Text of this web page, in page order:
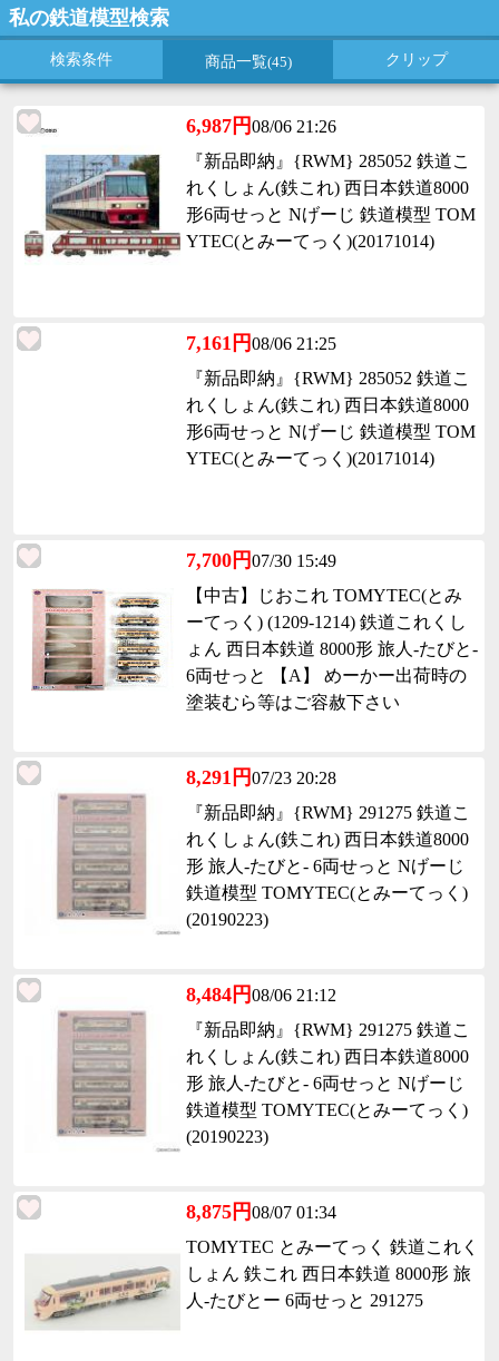
私の鉄道模型検索
検索条件 商品一覧(45) クリップ
6,987円08/06 21:26
『新品即納』{RWM} 285052 鉄道こ
れくしょん(鉄これ) 西日本鉄道8000
形6両せっと Nげーじ 鉄道模型 TOM
YTEC(とみーてっく)(20171014)
7,161円08/06 21:25
『新品即納』{RWM} 285052 鉄道こ
れくしょん(鉄これ) 西日本鉄道8000
形6両せっと Nげーじ 鉄道模型 TOM
YTEC(とみーてっく)(20171014)
7,700円07/30 15:49
【中古】じおこれ TOMYTEC(とみ
ーてっく) (1209-1214) 鉄道これくし
ょん 西日本鉄道 8000形 旅人-たびと-
6両せっと 【A】 めーかー出荷時の
塗装むら等はご容赦下さい
8,291円07/23 20:28
『新品即納』{RWM} 291275 鉄道こ
れくしょん(鉄これ) 西日本鉄道8000
形 旅人-たびと- 6両せっと Nげーじ
鉄道模型 TOMYTEC(とみーてっく)
(20190223)
8,484円08/06 21:12
『新品即納』{RWM} 291275 鉄道こ
れくしょん(鉄これ) 西日本鉄道8000
形 旅人-たびと- 6両せっと Nげーじ
鉄道模型 TOMYTEC(とみーてっく)
(20190223)
8,875円08/07 01:34
TOMYTEC とみーてっく 鉄道これく
しょん 鉄これ 西日本鉄道 8000形 旅
人-たびとー 6両せっと 291275